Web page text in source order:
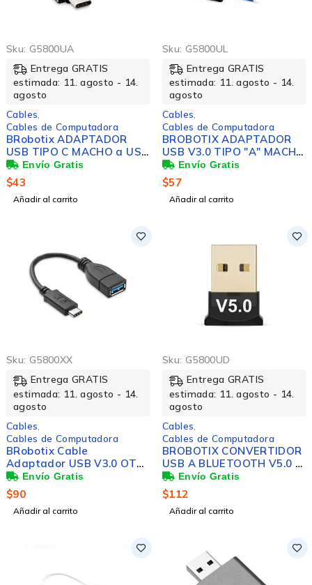
Sku: G5800UA
Entrega GRATIS
estimada: 11. agosto - 14.
agosto
Cables
Cables de Computadora
BRobotix ADAPTADOR
USB TIPO C MACHO a USB
3.0 TIPO A HEMBRA, Color
Negro
$43
Añadir al carrito
Sku: G5800UL
Entrega GRATIS
estimada: 11. agosto - 14.
agosto
Cables
Cables de Computadora
BROBOTIX ADAPTADOR
USB V3.0 TIPO "A" MACHO
A TIPO "C" HEMBRA
$57
Añadir al carrito
Sku: G5800XX
Entrega GRATIS
estimada: 11. agosto - 14.
agosto
Cables
Cables de Computadora
BRobotix Cable
Adaptador USB V3.0 OTG
a USB tipo A hembra,
longitud del cable 20 cm,
Telefono celular.
$90
Añadir al carrito
Sku: G5800UD
Entrega GRATIS
estimada: 11. agosto - 14.
agosto
Cables
Cables de Computadora
BROBOTIX CONVERTIDOR
USB A BLUETOOTH V5.0 -
Tarjeta Adaptador
Teclado Inalambrico
Audifono Bocina Audio -1
Conector USB Tipo A
$112
Añadir al carrito